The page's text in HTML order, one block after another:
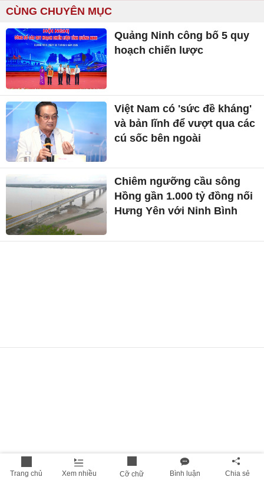
Trang chủ Xem nhiều Cỡ chữ Bình luận Chia sẻ
CÙNG CHUYÊN MỤC
Quảng Ninh công bố 5 quy
hoạch chiến lược
Việt Nam có 'sức đề kháng'
và bản lĩnh để vượt qua các
cú sốc bên ngoài
Chiêm ngưỡng cầu sông
Hồng gần 1.000 tỷ đồng nối
Hưng Yên với Ninh Bình